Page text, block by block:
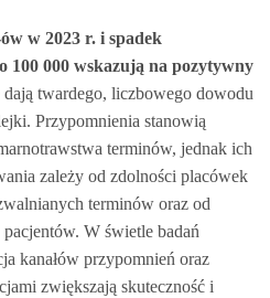
w 2023 r. i spadek
100 000 wskazują na pozytywny
dają twardego, liczbowego dowodu
Przypomnienia stanowią
terminów, jednak ich
zależy od zdolności placówek
terminów oraz od
W świetle badań
kanałów przypomnień oraz
zwiększają skuteczność i